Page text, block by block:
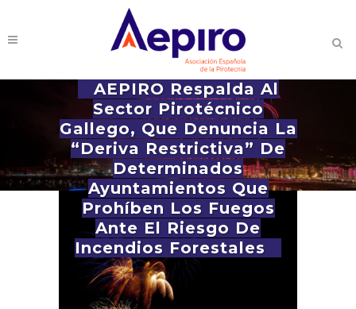
AEPIRO Respalda Al
Sector Pirotécnico
Gallego, Que Denuncia La
“deriva Restrictiva” De
Determinados
Ayuntamientos Que
Prohíben Los Fuegos
Ante El Riesgo De
Incendios Forestales